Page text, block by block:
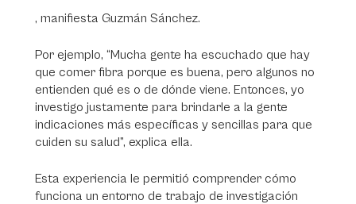
, manifiesta Guzmán Sánchez.
Por ejemplo, “Mucha gente ha escuchado que hay
que comer fibra porque es buena, pero algunos no
entienden qué es o de dónde viene. Entonces, yo
investigo justamente para brindarle a la gente
indicaciones más específicas y sencillas para que
cuiden su salud”, explica ella.
Esta experiencia le permitió comprender cómo
funciona un entorno de trabajo de investigación